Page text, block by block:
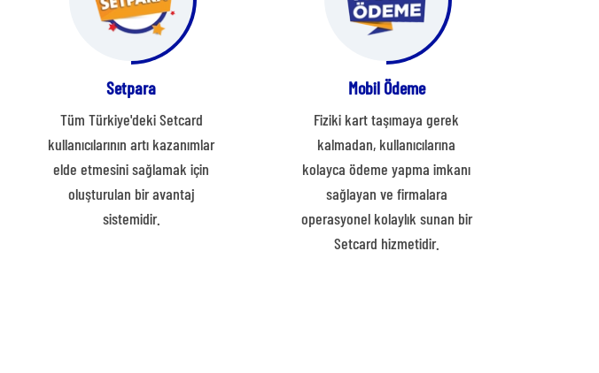
Setpara
Tüm Türkiye'deki Setcard
kullanıcılarının artı kazanımlar
elde etmesini sağlamak için
oluşturulan bir avantaj
sistemidir.
Mobil Ödeme
Fiziki kart taşımaya gerek
kalmadan, kullanıcılarına
kolayca ödeme yapma imkanı
sağlayan ve firmalara
operasyonel kolaylık sunan bir
Setcard hizmetidir.